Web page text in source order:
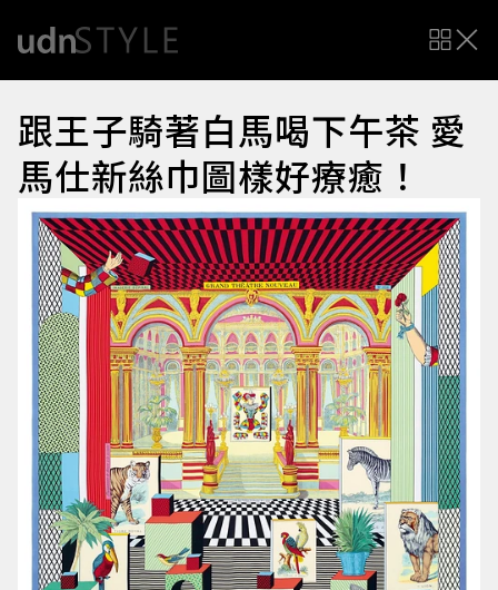
跟王子騎著白馬喝下午茶 愛
馬仕新絲巾圖樣好療癒！